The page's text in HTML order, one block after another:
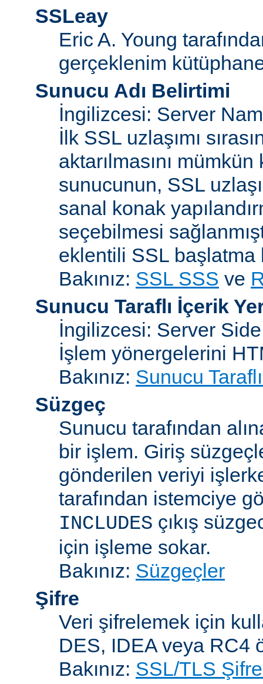
SSLeay
Eric A. Young
gerçeklenim
Sunucu Adı Belirtimi
İngilizcesi: Server
İlk SSL uzlaşımı
aktarılmasını
sunucunun, SSL
sanal konak
seçebilmesi
eklentili SSL
Bakınız: SSL SSS ve
Sunucu Taraflı İçerik
İngilizcesi: Server
İşlem yönergelerini
Bakınız: Sunucu
Süzgeç
Sunucu tarafından
bir işlem. Giriş
gönderilen veriyi
tarafından istemciye
INCLUDES çıkış
için işleme sokar.
Bakınız: Süzgeçler
Şifre
Veri şifrelemek için
DES, IDEA veya RC4
Bakınız: SSL/TLS